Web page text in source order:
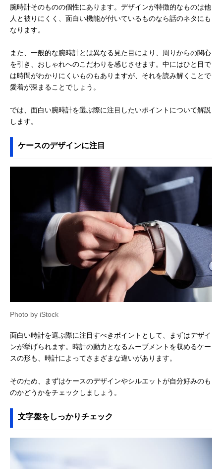
腕時計そのものの個性にあります。デザインが特徴的なものは他
人と被りにくく、面白い機能が付いているものなら話のネタにも
なります。
また、一般的な腕時計とは異なる見た目により、周りからの関心
を引き、おしゃれへのこだわりを感じさせます。中にはひと目で
は時間がわかりにくいものもありますが、それを読み解くことで
愛着が深まることでしょう。
では、面白い腕時計を選ぶ際に注目したいポイントについて解説
します。
ケースのデザインに注目
Photo by iStock
面白い時計を選ぶ際に注目すべきポイントとして、まずはデザイ
ンが挙げられます。時計の動力となるムーブメントを収めるケー
スの形も、時計によってさまざまな違いがあります。
そのため、まずはケースのデザインやシルエットが自分好みのも
のかどうかをチェックしましょう。
文字盤をしっかりチェック